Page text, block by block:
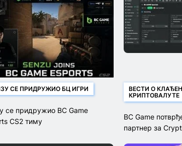
СЕ ПРИДРУЖИО БЦ ИГРИ
се придружио BC Game
CS2 тиму
ВЕСТИ О
КРИПТОВАЛУТЕ
BC Game
партнер за